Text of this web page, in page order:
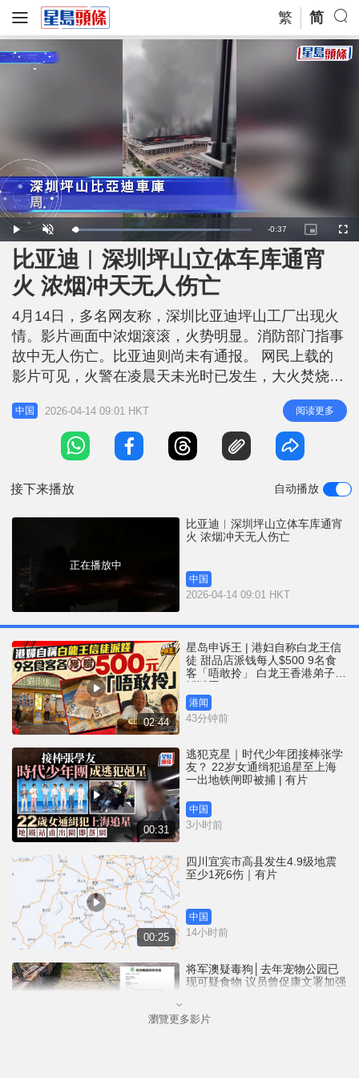
繁 简
P
l
a
y
U
n
m
u
t
L
o
a
d
e
:
1
9
9
%
R
e
n
e
-0:37
P
i
c
t
u
-
P
i
t
u
r
e
F
u
比亚迪︱深圳坪山立体车库通宵
火 浓烟冲天无人伤亡
4月14日，多名网友称，深圳比亚迪坪山工厂出现火
情。影片画面中浓烟滚滚，火势明显。消防部门指事
故中无人伤亡。比亚迪则尚未有通报。 网民上载的
影片可见，火警在凌晨天未光时已发生，大火焚烧至
早上仍未被救熄。 14日早上8时许，深圳市坪山区消
防救援局通报，4月14日2时48分，坪山区马峦街道
一立体车库发生火情，市区两级应急、消防等部门第
一时间赶赴现场处置。火势已扑灭，没有人员伤亡。
中国 2026-04-14 09:01 HKT 阅读更多
接下来播放 自动播放
正在播放中
比亚迪︱深圳坪山立体车库通宵
火 浓烟冲天无人伤亡
中国
2026-04-14 09:01 HKT
02:44
星岛申诉王 | 港妇自称白龙王信
徒 甜品店派钱每人$500 9名食
客「唔敢拎」 白龙王香港弟子亲
解谜团
港闻
43分钟前
00:31
逃犯克星｜时代少年团接棒张学
友？ 22岁女通缉犯追星至上海
一出地铁闸即被捕 | 有片
中国
3小时前
00:25
四川宜宾市高县发生4.9级地震
至少1死6伤｜有片
中国
14小时前
将军澳疑毒狗│去年宠物公园已
现可疑食物 议员曾促康文署加强
港闻
瀏覽更多影片